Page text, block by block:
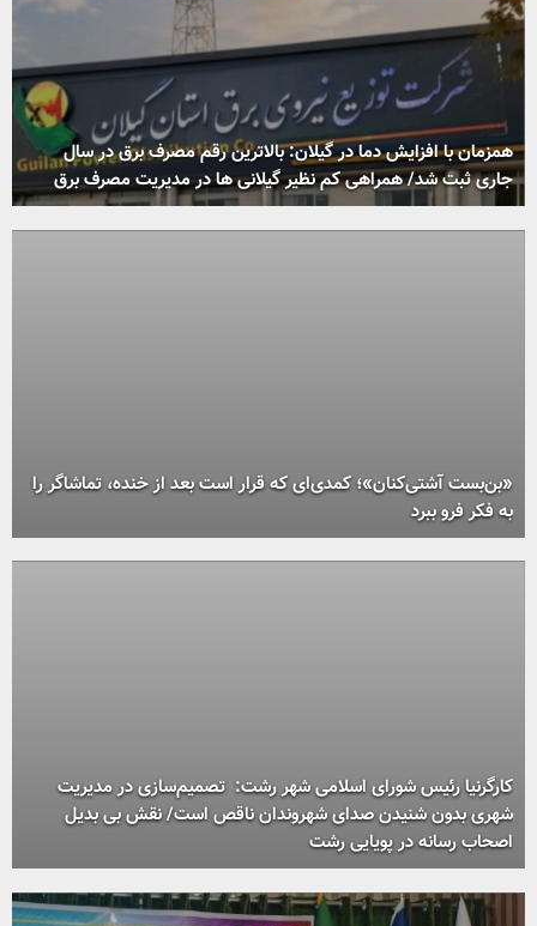
همزمان با افزایش دما در گیلان: بالاترین رقم مصرف برق در سال
جاری ثبت شد/ همراهی كم نظیر گیلانی ها در مدیریت مصرف برق
«بن‌بست آشتی‌کنان»؛ کمدی‌ای که قرار است بعد از خنده، تماشاگر را
به فکر فرو ببرد
کارگرنیا رئیس شورای اسلامی شهر رشت: تصمیم‌سازی در مدیریت
شهری بدون شنیدن صدای شهروندان ناقص است/ نقش بی بدیل
اصحاب رسانه در پویایی رشت